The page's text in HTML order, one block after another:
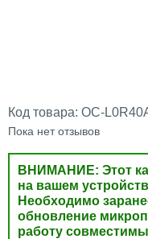
Код товара: OC-
Пока нет отзывов
ВНИМАНИЕ: Этот
на вашем
Необходимо
обновление
работу